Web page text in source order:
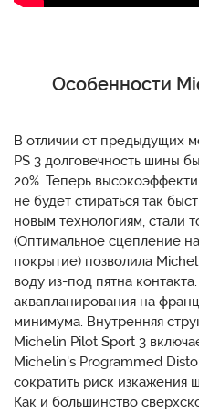
Особенности
В отличии от предыдущих
PS 3 долговечность шины
20%. Теперь
не будет стираться так
новым технологиям, стали
(Оптимальное сцепление
покрытие) позволила
воду из-под пятна
аквапланирования на
минимума. Внутренняя
Michelin Pilot Sport 3
Michelin's Programmed
сократить риск изкажения
Как и большинство